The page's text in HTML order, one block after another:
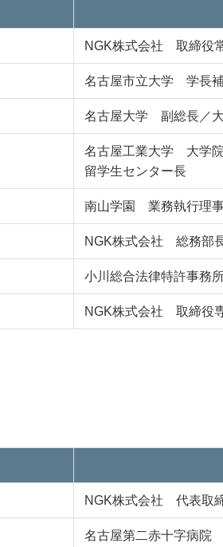
NGK株式会社 取締役
名古屋市立大学 学長
名古屋大学 副総長／
名古屋工業大学 大学
留学生センター長
南山学園 業務執行理
NGK株式会社 総務部
小川総合法律特許事務
NGK株式会社 取締役
NGK株式会社 代表取
名古屋第二赤十字病院